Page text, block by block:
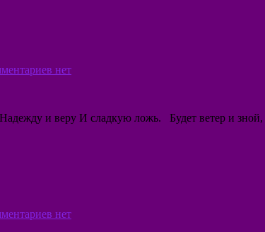
нет
и веру И сладкую ложь. Будет ветер и
нет